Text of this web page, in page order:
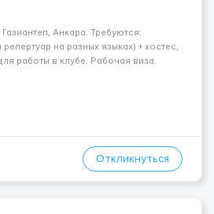
Анкара. Требуются:
на разных языках) + хостеc,
работы в клубе. Рабочая виза.
Мед. страховка. Высокая зарплат...
Откликнуться